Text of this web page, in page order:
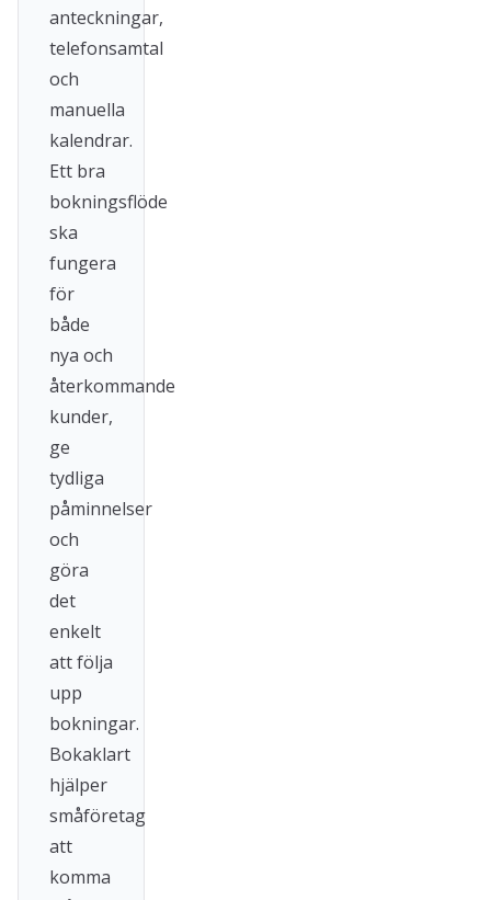
anteckningar,
telefonsamtal
och
manuella
kalendrar.
Ett bra
bokningsflöde
ska
fungera
för
både
nya och
återkommande
kunder,
ge
tydliga
påminnelser
och
göra
det
enkelt
att följa
upp
bokningar.
Bokaklart
hjälper
småföretag
att
komma